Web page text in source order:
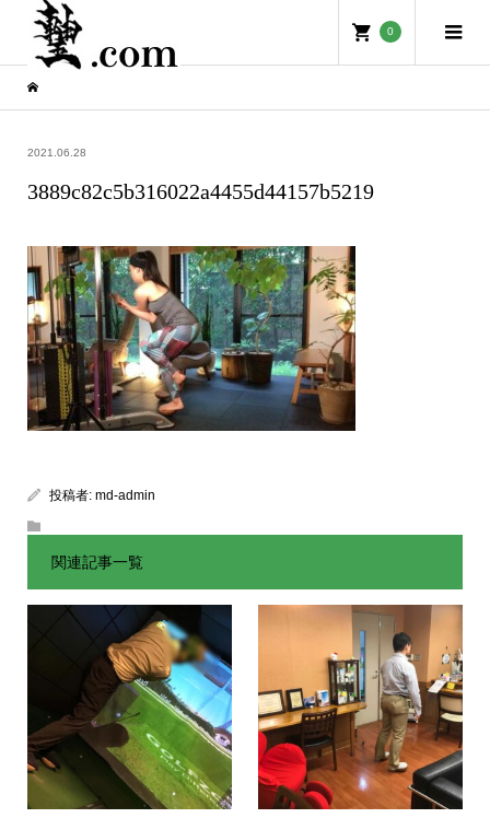
0
2021.06.28
3889c82c5b316022a4455d44157b5219
投稿者: md-admin
関連記事一覧